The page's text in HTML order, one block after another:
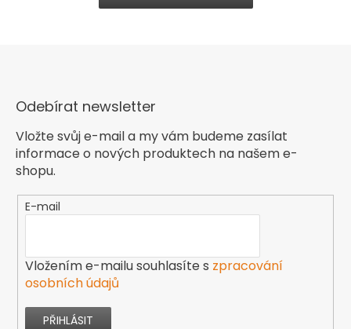
Odebírat newsletter
Vložte svůj e-mail a my vám budeme zasílat
informace o nových produktech na našem e-
shopu.
E-mail
Vložením e-mailu souhlasíte s zpracování
osobních údajů
PŘIHLÁSIT